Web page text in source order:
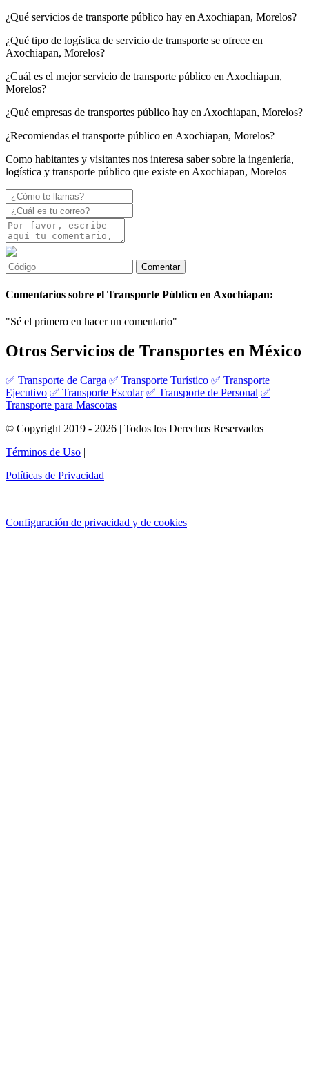
¿Qué servicios de transporte público hay en Axochiapan, Morelos?
¿Qué tipo de logística de servicio de transporte se ofrece en
Axochiapan, Morelos?
¿Cuál es el mejor servicio de transporte público en Axochiapan,
Morelos?
¿Qué empresas de transportes público hay en Axochiapan, Morelos?
¿Recomiendas el transporte público en Axochiapan, Morelos?
Como habitantes y visitantes nos interesa saber sobre la ingeniería,
logística y transporte público que existe en Axochiapan, Morelos
Comentarios sobre el Transporte Público en Axochiapan:
"Sé el primero en hacer un comentario"
Otros Servicios de Transportes en México
✅ Transporte de Carga ✅ Transporte Turístico ✅ Transporte
Ejecutivo ✅ Transporte Escolar ✅ Transporte de Personal ✅
Transporte para Mascotas
© Copyright 2019 - 2026 | Todos los Derechos Reservados
Términos de Uso |
Políticas de Privacidad
Configuración de privacidad y de cookies